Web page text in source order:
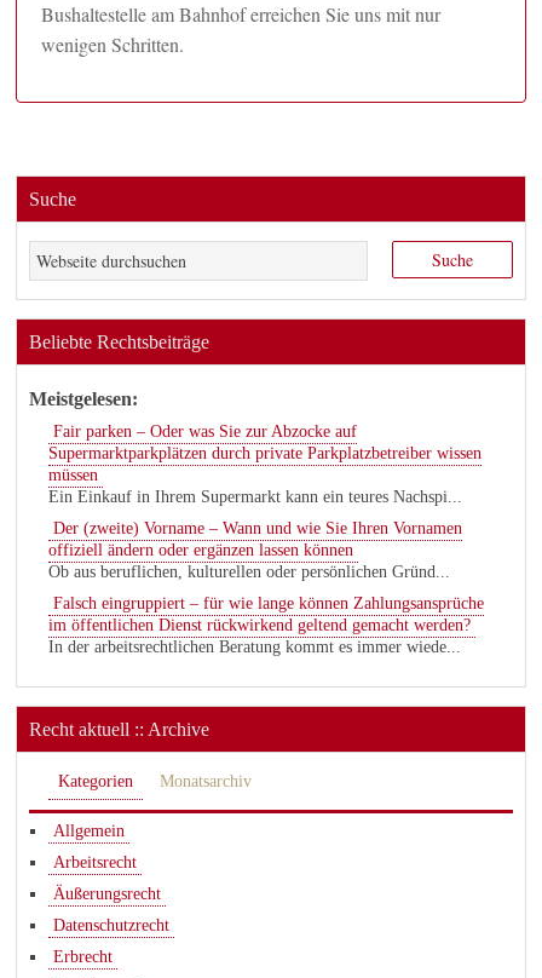
Bushaltestelle am Bahnhof erreichen Sie uns mit nur
wenigen Schritten.
Suche
Beliebte Rechtsbeiträge
Meistgelesen:
Fair parken – Oder was Sie zur Abzocke auf
Supermarktparkplätzen durch private Parkplatzbetreiber wissen
müssen
Ein Einkauf in Ihrem Supermarkt kann ein teures Nachspi...
Der (zweite) Vorname – Wann und wie Sie Ihren Vornamen
offiziell ändern oder ergänzen lassen können
Ob aus beruflichen, kulturellen oder persönlichen Gründ...
Falsch eingruppiert – für wie lange können Zahlungsansprüche
im öffentlichen Dienst rückwirkend geltend gemacht werden?
In der arbeitsrechtlichen Beratung kommt es immer wiede...
Recht aktuell :: Archive
Kategorien Monatsarchiv
Allgemein
Arbeitsrecht
Äußerungsrecht
Datenschutzrecht
Erbrecht